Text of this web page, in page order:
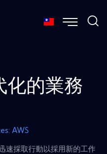
化的業務
AWS
速採取行動以採用新的工作